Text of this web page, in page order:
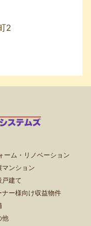
2
ーム・リノベーション
マンション
戸建て
ナー様向け収益物件
他